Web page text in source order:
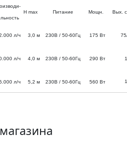
H max Питание Мощн. Вых.
л/ч 3,0 м 230В / 50-60Гц 175 Вт
л/ч 4,0 м 230В / 50-60Гц 290 Вт
л/ч 5,2 м 230В / 50-60Гц 560 Вт